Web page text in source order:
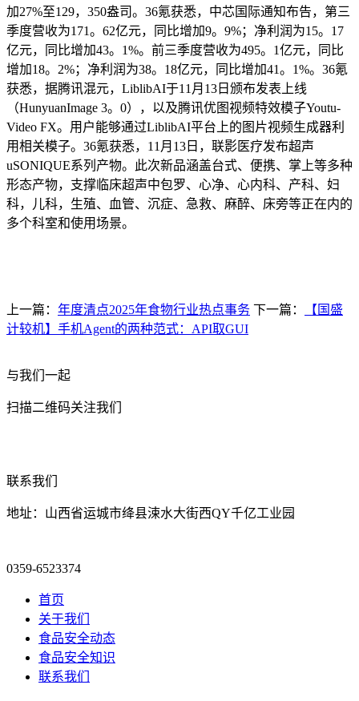
加27%至129，350盎司。36氪获悉，中芯国际通知布告，第三
季度营收为171。62亿元，同比增加9。9%；净利润为15。17
亿元，同比增加43。1%。前三季度营收为495。1亿元，同比
增加18。2%；净利润为38。18亿元，同比增加41。1%。36氪
获悉，据腾讯混元，LiblibAI于11月13日颁布发表上线
（HunyuanImage 3。0），以及腾讯优图视频特效模子Youtu-
Video FX。用户能够通过LiblibAI平台上的图片视频生成器利
用相关模子。36氪获悉，11月13日，联影医疗发布超声
uSONIQUE系列产物。此次新品涵盖台式、便携、掌上等多种
形态产物，支撑临床超声中包罗、心净、心内科、产科、妇
科，儿科，生殖、血管、沉症、急救、麻醉、床旁等正在内的
多个科室和使用场景。
上一篇： 年度清点2025年食物行业热点事务 下一篇：
【国盛
计较机】手机Agent的两种范式：API取GUI
与我们一起
扫描二维码关注我们
联系我们
地址：山西省运城市绛县涑水大街西QY千亿工业园
0359-6523374
首页
关于我们
食品安全动态
食品安全知识
联系我们